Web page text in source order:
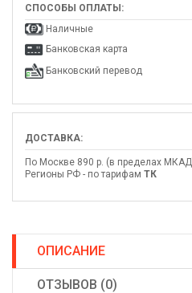
СПОСОБЫ ОПЛАТЫ:
Наличные
Банковская карта
Банковский перевод
ДОСТАВКА:
По Москве 890 р. (в пределах
Регионы РФ - по тарифам ТК
ОПИСАНИЕ
ОТЗЫВОВ (0)